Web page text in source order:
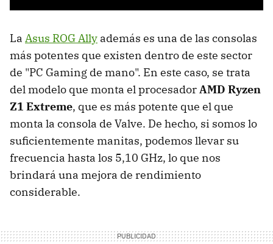
La Asus ROG Ally además es una de las consolas
más potentes que existen dentro de este sector
de "PC Gaming de mano". En este caso, se trata
del modelo que monta el procesadorAMD Ryzen
Z1 Extreme, que es más potente que el que
monta la consola de Valve. De hecho, si somos lo
suficientemente manitas, podemos llevar su
frecuencia hasta los 5,10 GHz, lo que nos
brindará una mejora de rendimiento
considerable.